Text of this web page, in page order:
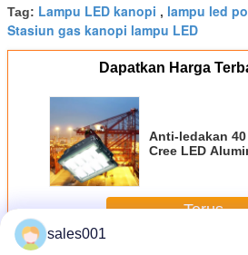
Tag: Lampu LED kanopi , lampu led
Stasiun gas kanopi lampu LED
Dapatkan Harga
Anti-ledakan
Cree LED
Terus
sales001